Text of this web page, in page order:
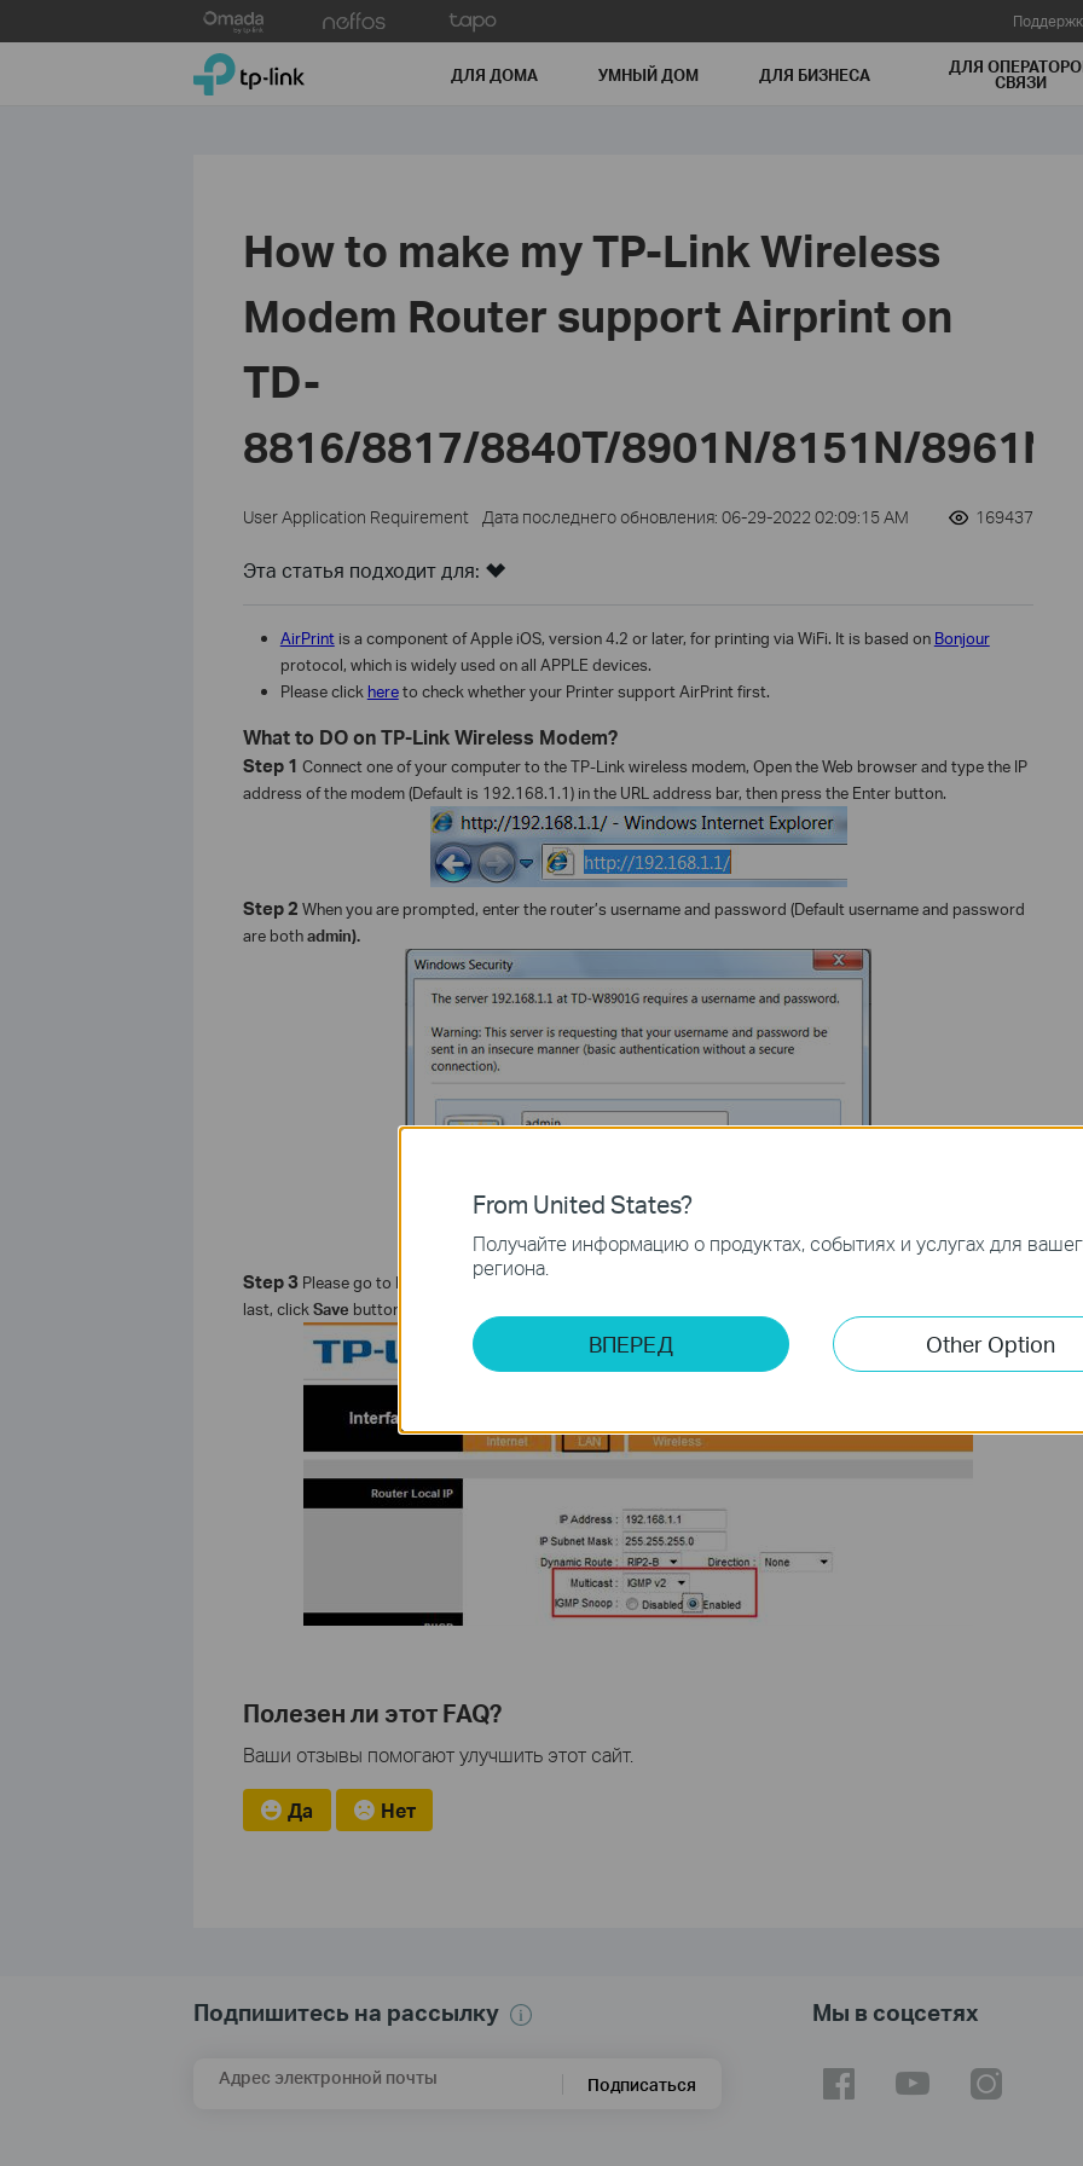
to
TP-Link, Reliably Smart ДЛЯ ДОМА УМНЫЙ ДОМ ДЛЯ БИЗНЕСА ДЛЯ
СВЯЗИ
How to make my TP-Link Wireless
Modem Router support Airprint on
TD-
8816/8817/8840T/8901N/8151N/
User Application Requirement Дата последнего обновления: 06-29-2022 02:09:15 AM 169437
Эта статья подходит для:
AirPrintis a component of Apple iOS, version 4.2 or later, for printing via WiFi. It is based on Bonjour
protocol, which is widely used on all APPLE devices.
Please click hereto check whether your Printer support AirPrint first.
What to DO on TP-Link Wireless Modem?
Step 1 Connect one of your computer to the TP-Link wireless modem, Open the Web browser and type the IP
address of the modem (Default is 192.168.1.1) in the URL address bar, then press the Enter button.
Step 2 When you are prompted, enter the router’s username and password (Default username and password
are bothadmin).
Step 3 Please go to Interface setup->LAN
last, click Save button.
Полезен ли этот FAQ?
Ваши отзывы помогают улучшить этот сайт.
Да Нет
Подпишитесь на рассылку
Адрес электронной почты Подписаться
Мы в соцсетях
From United States?
Получайте информацию о продуктах, событиях и услугах для
региона.
ВПЕРЕД Other Option